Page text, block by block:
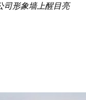
司形象墙上醒目亮